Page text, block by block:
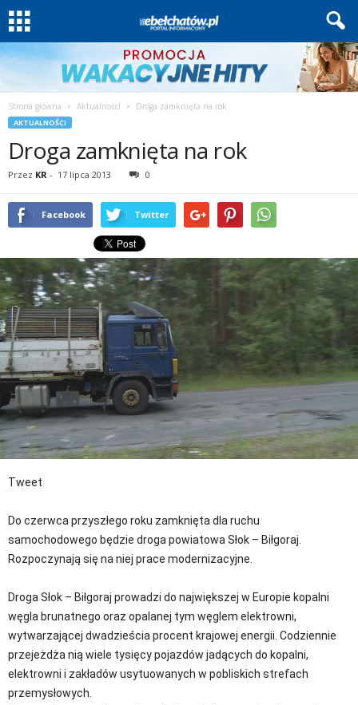
Strona główna Aktualności Droga zamknięta na rok
AKTUALNOŚCI
Droga zamknięta na rok
Przez KR - 17 lipca 2013 0
Facebook Twitter
Tweet
Do czerwca przyszłego roku zamknięta dla ruchu
samochodowego będzie droga powiatowa Słok – Biłgoraj.
Rozpoczynają się na niej prace modernizacyjne.
Droga Słok – Biłgoraj prowadzi do największej w Europie kopalni
węgla brunatnego oraz opalanej tym węglem elektrowni,
wytwarzającej dwadzieścia procent krajowej energii. Codziennie
przejeżdża nią wiele tysięcy pojazdów jadących do kopalni,
elektrowni i zakładów usytuowanych w pobliskich strefach
przemysłowych.